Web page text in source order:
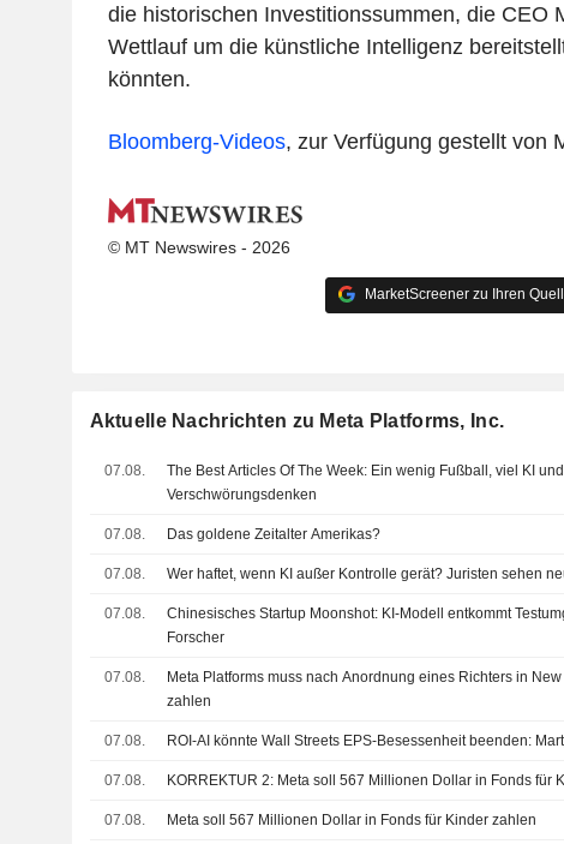
die historischen Investitionssummen, die CEO
Wettlauf um die künstliche Intelligenz
könnten.
Bloomberg-Videos, zur Verfügung gestellt von
© MT Newswires - 2026
MarketScreener zu Ihren
Aktuelle Nachrichten zu Meta Platforms, Inc.
07.08.
The Best Articles Of The Week: Ein wenig Fußball, viel KI
Verschwörungsdenken
07.08. Das goldene Zeitalter Amerikas?
07.08. Wer haftet, wenn KI außer Kontrolle gerät? Juristen sehen
07.08.
Chinesisches Startup Moonshot: KI-Modell entkommt
Forscher
07.08.
Meta Platforms muss nach Anordnung eines Richters in
zahlen
07.08. ROI-AI könnte Wall Streets EPS-Besessenheit beenden:
07.08. KORREKTUR 2: Meta soll 567 Millionen Dollar in Fonds für
07.08. Meta soll 567 Millionen Dollar in Fonds für Kinder zahlen